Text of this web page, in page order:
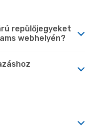
repülőjegyeket
webhelyén?